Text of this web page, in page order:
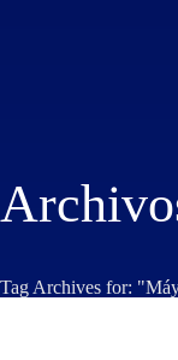
Tag Archives for: